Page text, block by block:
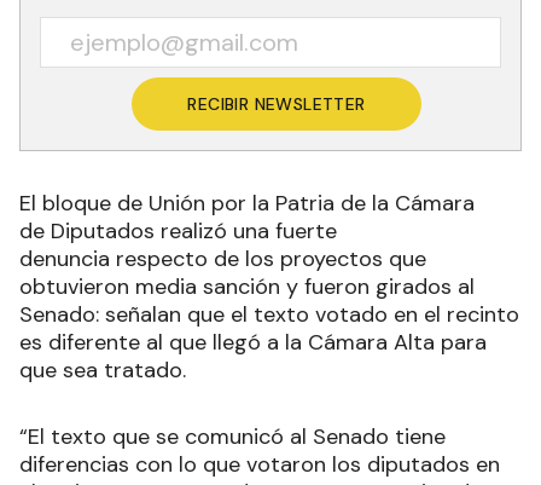
RECIBIR NEWSLETTER
El bloque de Unión por la Patria de la Cámara
de Diputados realizó una fuerte
denuncia respecto de los proyectos que
obtuvieron media sanción y fueron girados al
Senado: señalan que el texto votado en el recinto
es diferente al que llegó a la Cámara Alta para
que sea tratado.
“El texto que se comunicó al Senado tiene
diferencias con lo que votaron los diputados en